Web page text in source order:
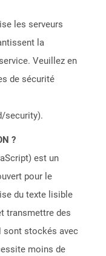
les serveurs
la
Veuillez en
de sécurité
security).
?
est un
pour le
du texte lisible
transmettre des
sont stockés avec
moins de